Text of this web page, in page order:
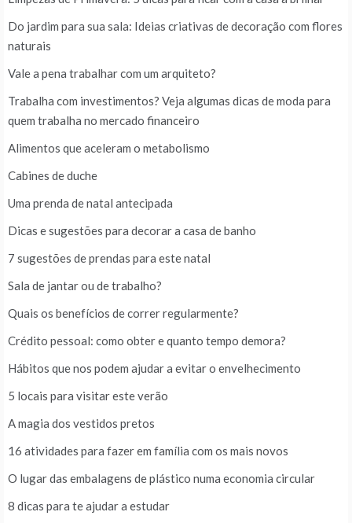
Do jardim para sua sala: Ideias criativas de decoração com flores
naturais
Vale a pena trabalhar com um arquiteto?
Trabalha com investimentos? Veja algumas dicas de moda para
quem trabalha no mercado financeiro
Alimentos que aceleram o metabolismo
Cabines de duche
Uma prenda de natal antecipada
Dicas e sugestões para decorar a casa de banho
7 sugestões de prendas para este natal
Sala de jantar ou de trabalho?
Quais os benefícios de correr regularmente?
Crédito pessoal: como obter e quanto tempo demora?
Hábitos que nos podem ajudar a evitar o envelhecimento
5 locais para visitar este verão
A magia dos vestidos pretos
16 atividades para fazer em família com os mais novos
O lugar das embalagens de plástico numa economia circular
8 dicas para te ajudar a estudar